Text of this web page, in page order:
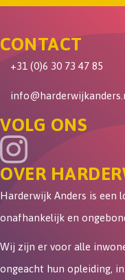
CONTACT
+31 (0)6 30 73 47 85
VOLG ONS
OVER
Harderwijk Anders is een
onafhankelijk en
Wij zijn er voor alle
ongeacht hun opleiding,